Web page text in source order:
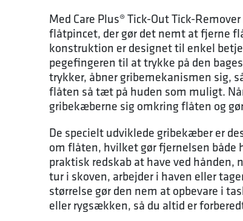
Med Care Plus® Tick-Out Tick-
flåtpincet, der gør det nemt at fjerne
konstruktion er designet til enkel
pegefingeren til at trykke på den
trykker, åbner gribemekanismen sig,
flåten så tæt på huden som muligt.
gribekæberne sig omkring flåten og
De specielt udviklede gribekæber er
om flåten, hvilket gør fjernelsen både
praktisk redskab at have ved hånden,
tur i skoven, arbejder i haven eller
størrelse gør den nem at opbevare i
eller rygsækken, så du altid er